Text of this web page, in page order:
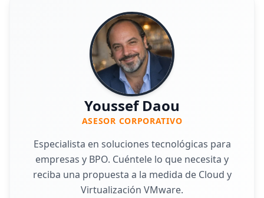
Youssef Daou
ASESOR CORPORATIVO
Especialista en soluciones tecnológicas para
empresas y BPO. Cuéntele lo que necesita y
reciba una propuesta a la medida de Cloud y
Virtualización VMware.